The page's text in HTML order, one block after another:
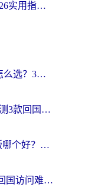
海外打LOL用哪个加速器？2026实用指南：从延迟到设备适配，一篇解决你的国服游戏痛点
海外党必看：加速器免费vpn怎么选？3步教你无缝访问国内资源
穿梭和巨鲸哪个好？海外党亲测3款回国加速器，教你避开90%的坑
海外党必看：斧牛和快帆TV版哪个好？3分钟选对回国加速器，无缝刷B站、追热剧
海外党必看：yy vpn真能解决回国访问难题？附云极initap测评+免费方案对比